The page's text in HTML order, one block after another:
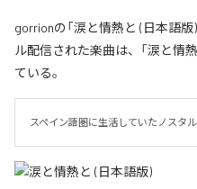
gorrionの「涙と情熱と (日本語
ル配信された楽曲は、「涙と情
ている。
スペイン語圏に生活していたノスタ